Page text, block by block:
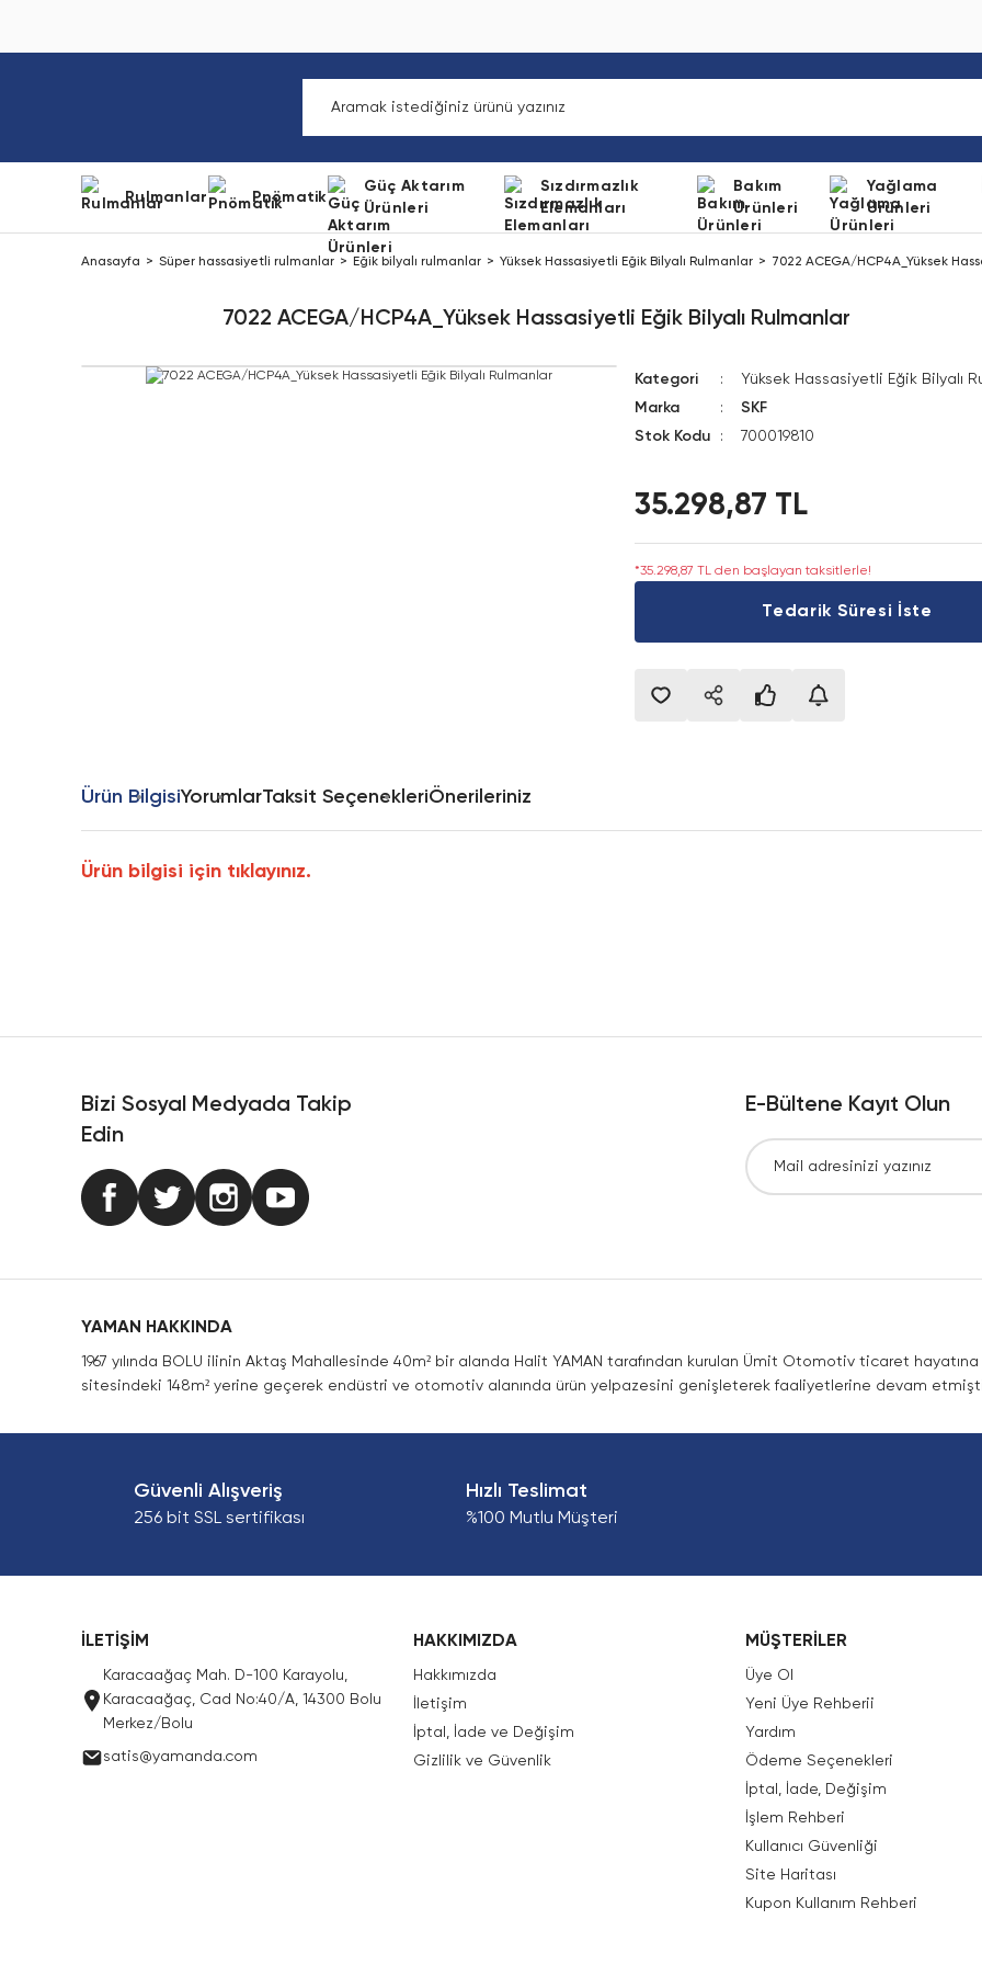
Rulmanlar Pnömatik
Güç Aktarım
Ürünleri
Sızdırmazlık
Elemanları
Bakım
Ürünleri
Yağlama
Ürünleri
Anasayfa Süper hassasiyetli rulmanlar Eğik bilyalı rulmanlar Yüksek Hassasiyetli Eğik Bilyalı Rulmanlar 7022 ACEGA/HCP4A_Yüksek
7022 ACEGA/HCP4A_Yüksek Hassasiyetli Eğik Bilyalı Rulmanlar
Kategori
Yüksek Hassasiyetli Eğik Bilyalı
Marka
SKF
Stok Kodu
700019810
35.298,87 TL
*35.298,87 TL den başlayan taksitlerle!
Tedarik Süresi İste
Ürün BilgisiYorumlarTaksit SeçenekleriÖnerileriniz
Ürün bilgisi için tıklayınız.
Bizi Sosyal Medyada Takip
Edin
E-Bültene Kayıt Olun
YAMAN HAKKINDA
1967 yılında BOLU ilinin Aktaş Mahallesinde 40m² bir alanda Halit YAMAN tarafından kurulan Ümit Otomotiv ticaret
sitesindeki 148m² yerine geçerek endüstri ve otomotiv alanında ürün yelpazesini genişleterek faaliyetlerine devam
Güvenli Alışveriş
256 bit SSL sertifikası
Hızlı Teslimat
%100 Mutlu Müşteri
İLETİŞİM
Karacaağaç Mah. D-100 Karayolu,
Karacaağaç, Cad No:40/A, 14300 Bolu
Merkez/Bolu
satis@yamanda.com
HAKKIMIZDA
Hakkımızda
İletişim
İptal, İade ve Değişim
Gizlilik ve Güvenlik
MÜŞTERİLER
Üye Ol
Yeni Üye Rehberii
Yardım
Ödeme Seçenekleri
İptal, İade, Değişim
İşlem Rehberi
Kullanıcı Güvenliği
Site Haritası
Kupon Kullanım Rehberi